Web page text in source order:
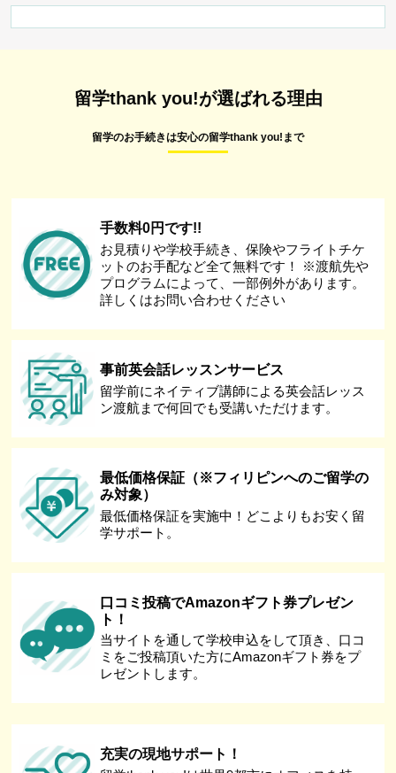
留学thank you!が選ばれる理由
留学のお手続きは安心の留学thank you!まで
手数料0円です!!
お見積りや学校手続き、保険やフライトチケ
ットのお手配など全て無料です！ ※渡航先や
プログラムによって、一部例外があります。
詳しくはお問い合わせください
事前英会話レッスンサービス
留学前にネイティブ講師による英会話レッス
ン渡航まで何回でも受講いただけます。
最低価格保証（※フィリピンへのご留学の
み対象）
最低価格保証を実施中！どこよりもお安く留
学サポート。
口コミ投稿でAmazonギフト券プレゼン
ト！
当サイトを通して学校申込をして頂き、口コ
ミをご投稿頂いた方にAmazonギフト券をプ
レゼントします。
充実の現地サポート！